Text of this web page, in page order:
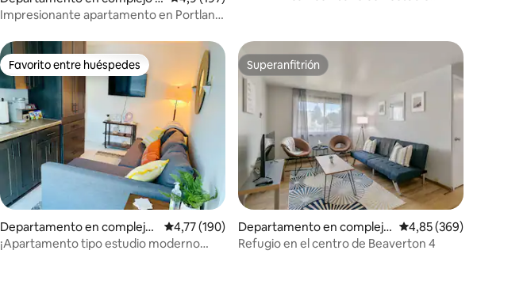
esidencial en Southwest Portl
Impresionante apartamento en Portland
Favorito entre huéspedes
Favorito entre huéspedes
Departamento en complejo
residencial en Troutdale
Calificación promedio: 4,77 de 5. 190 evaluaciones
4,77 (190)
¡Apartamento tipo estudio moderno
Superanfitrión
Superanfitrión
Departamento en complejo
residencial en Beaverton
Calificación promedio:
4,85 (369)
Refugio en el centro de Beaverton 4